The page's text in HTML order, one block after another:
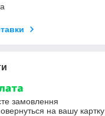
замовлення
на вашу картку